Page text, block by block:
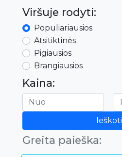
Viršuje rodyti:
Populiariausios
Atsitiktinės
Pigiausios
Brangiausios
Kaina:
Ieškoti
Greita paieška: